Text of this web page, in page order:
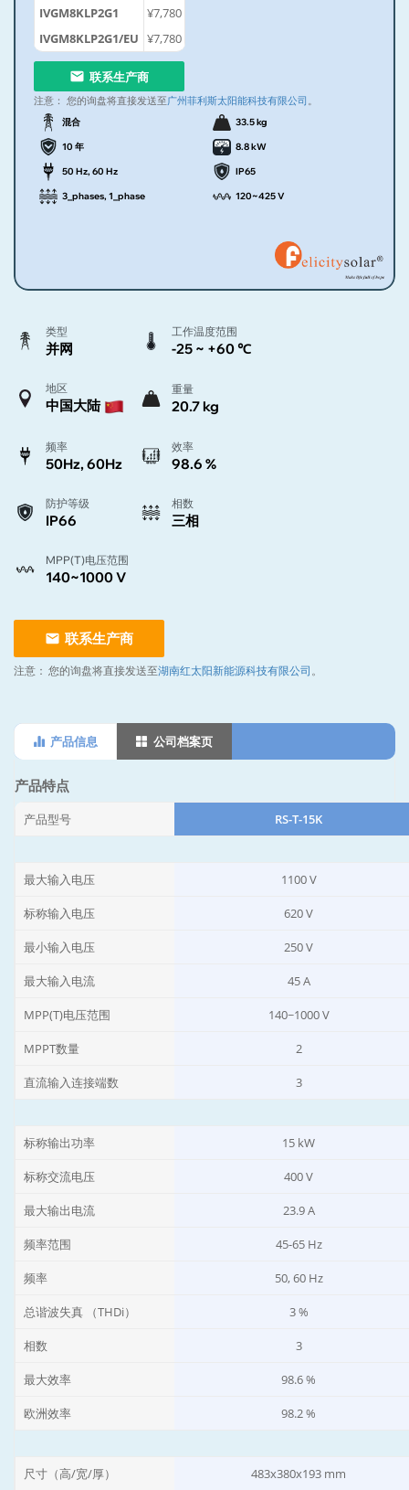
IVGM8KLP2G1
¥7,780
IVGM8KLP2G1/EU ¥7,780
联系生产商
注意： 您的询盘将直接发送至广州菲利斯太阳能科技有限公司 。
混合 33.5 kg
10 年 8.8 kW
50 Hz, 60 Hz IP65
3_phases, 1_phase 120~425 V
类型
并网
工作温度范围
-25 ~ +60 ℃
地区
中国大陆
重量
20.7 kg
频率
50Hz, 60Hz
效率
98.6 %
防护等级
IP66
相数
三相
MPP(T)电压范围
140~1000 V
联系生产商
注意： 您的询盘将直接发送至湖南红太阳新能源科技有限公司 。
产品信息 公司档案页
产品特点
产品型号 RS-T-15K
最大输入电压 1100 V
标称输入电压 620 V
最小输入电压 250 V
最大输入电流 45 A
MPP(T)电压范围 140~1000 V
MPPT数量 2
直流输入连接端数 3
标称输出功率 15 kW
标称交流电压 400 V
最大输出电流 23.9 A
频率范围 45-65 Hz
频率 50, 60 Hz
总谐波失真 （THDi） 3 %
相数 3
最大效率 98.6 %
欧洲效率 98.2 %
尺寸（高/宽/厚） 483x380x193 mm